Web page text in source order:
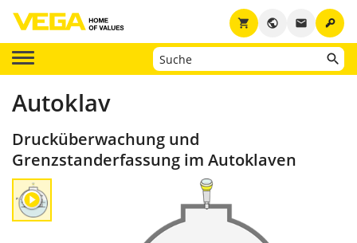
key
email
public
shopping_cart
Autoklav
Drucküberwachung und
Grenzstanderfassung im Autoklaven